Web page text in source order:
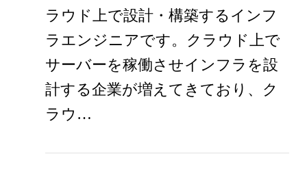
ラウド上で設計・構築するインフ
ラエンジニアです。クラウド上で
サーバーを稼働させインフラを設
計する企業が増えてきており、ク
ラウ…